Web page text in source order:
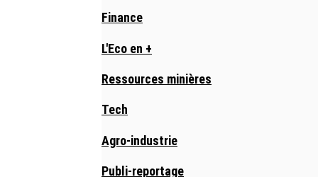
Finance
L'Eco en +
Ressources minières
Tech
Agro-industrie
Publi-reportage